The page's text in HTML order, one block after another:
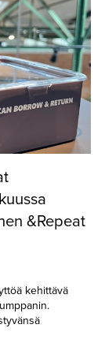
&Repeat
kehittävä